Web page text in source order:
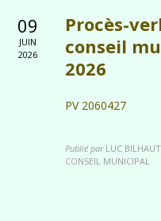
09
JUIN
2026
Procès-
conseil
2026
PV 2060427
Publié par LUC BILHAUT
CONSEIL MUNICIPAL